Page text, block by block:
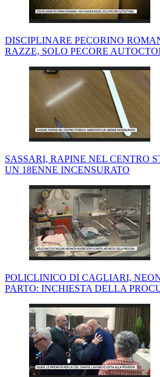
DISCIPLINARE PECORINO
RAZZE, SOLO PECORE
SASSARI, RAPINE NEL CENTRO
UN 18ENNE INCENSURATO
POLICLINICO DI CAGLIARI,
PARTO: INCHIESTA DELLA